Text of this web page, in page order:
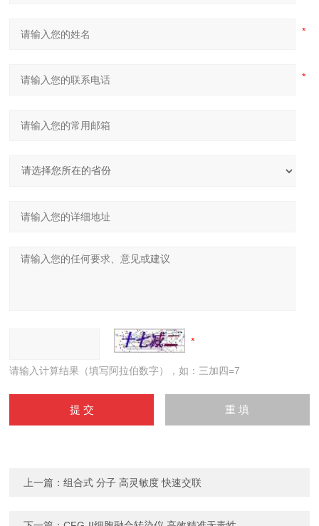
请输入计算结果（填写阿拉伯数字），如：三加四=7
上一篇：组合式 分子 高灵敏度 快速交联